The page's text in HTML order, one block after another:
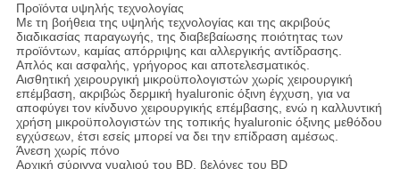
Προϊόντα υψηλής τεχνολογίας
Με τη βοήθεια της υψηλής τεχνολογίας και της ακριβούς
διαδικασίας παραγωγής, της διαβεβαίωσης ποιότητας των
προϊόντων, καμίας απόρριψης και αλλεργικής αντίδρασης.
Απλός και ασφαλής, γρήγορος και αποτελεσματικός.
Αισθητική χειρουργική μικροϋπολογιστών χωρίς χειρουργική
επέμβαση, ακριβώς δερμική hyaluronic όξινη έγχυση, για να
αποφύγει τον κίνδυνο χειρουργικής επέμβασης, ενώ η καλλυντική
χρήση μικροϋπολογιστών της τοπικής hyaluronic όξινης μεθόδου
εγχύσεων, έτσι εσείς μπορεί να δει την επίδραση αμέσως.
Άνεση χωρίς πόνο
Αρχική σύριγγα γυαλιού του BD, βελόνες του BD